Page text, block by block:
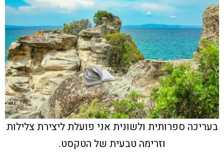
בעריכה ספרותית ולשונית אני פועלת ליצירת צלילות
וזרימה טבעית של הטקסט.